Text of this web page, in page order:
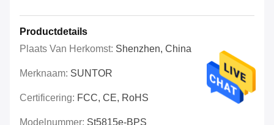
Productdetails
Plaats Van Herkomst: Shenzhen, China
Merknaam: SUNTOR
Certificering: FCC, CE, RoHS
Modelnummer: St5815e-BPS